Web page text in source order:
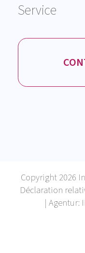
Service
Copyright 2026
Déclaration
| Agentur: